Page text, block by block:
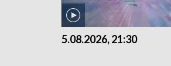
5.08.2026, 21:30